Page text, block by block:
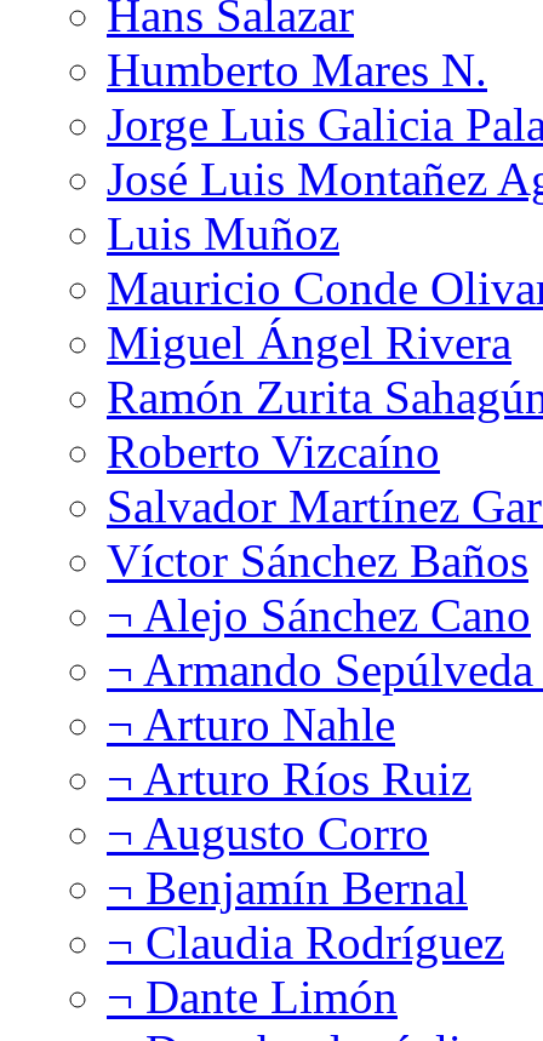
Hans Salazar
Humberto Mares N.
Jorge Luis Galicia
José Luis Montañez
Luis Muñoz
Mauricio Conde
Miguel Ángel Rivera
Ramón Zurita
Roberto Vizcaíno
Salvador Martínez
Víctor Sánchez Baños
¬ Alejo Sánchez Cano
¬ Armando
¬ Arturo Nahle
¬ Arturo Ríos Ruiz
¬ Augusto Corro
¬ Benjamín Bernal
¬ Claudia Rodríguez
¬ Dante Limón